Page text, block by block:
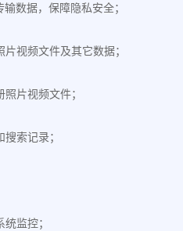
数据，保障隐私安全；
视频文件及其它数据；
片视频文件；
索记录；
监控；